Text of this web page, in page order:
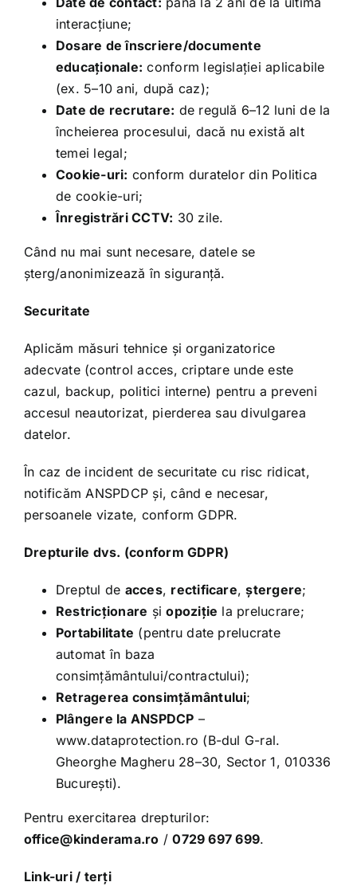
interacțiune;
Dosare de înscriere/documente
educaționale: conform legislației aplicabile
(ex. 5–10 ani, după caz);
Date de recrutare: de regulă 6–12 luni de la
încheierea procesului, dacă nu există alt
temei legal;
Cookie-uri: conform duratelor din Politica
de cookie-uri;
Înregistrări CCTV: 30 zile.
Când nu mai sunt necesare, datele se
șterg/anonimizează în siguranță.
Securitate
Aplicăm măsuri tehnice și organizatorice
adecvate (control acces, criptare unde este
cazul, backup, politici interne) pentru a preveni
accesul neautorizat, pierderea sau divulgarea
datelor.
În caz de incident de securitate cu risc ridicat,
notificăm ANSPDCP și, când e necesar,
persoanele vizate, conform GDPR.
Drepturile dvs. (conform GDPR)
Dreptul de acces, rectificare,ștergere;
Restricționare șiopoziție la prelucrare;
Portabilitate (pentru date prelucrate
automat în baza
consimțământului/contractului);
Retragerea consimțământului;
Plângere la ANSPDCP –
www.dataprotection.ro (B-dul G-ral.
Gheorghe Magheru 28–30, Sector 1, 010336
București).
Pentru exercitarea drepturilor:
office@kinderama.ro /0729 697 699.
Link-uri / terți